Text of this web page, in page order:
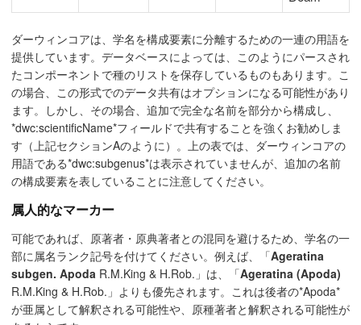
ダーウィンコアは、学名を構成要素に分離するための一連の用語を
提供しています。データベースによっては、このようにパースされ
たコンポーネントで種のリストを保存しているものもあります。こ
の場合、この形式でのデータ共有はオプションになる可能性があり
ます。しかし、その場合、追加で完全な名前を部分から構成し、
*dwc:scientificName*フィールドで共有することを強くお勧めしま
す（上記セクションAのように）。上の表では、ダーウィンコアの
用語である*dwc:subgenus*は表示されていませんが、追加の名前
の構成要素を表していることに注意してください。
属人的なマーカー
可能であれば、原著者・原典著者との混同を避けるため、学名の一
部に属名ランク記号を付けてください。例えば、「Ageratina
subgen. Apoda R.M.King & H.Rob.」は、「Ageratina (Apoda)
R.M.King & H.Rob.」よりも優先されます。これは後者の*Apoda*
が亜属として解釈される可能性や、原種著者と解釈される可能性が